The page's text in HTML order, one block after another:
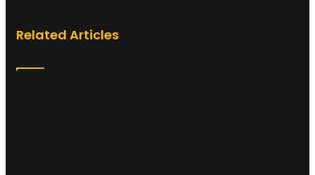
Related Articles